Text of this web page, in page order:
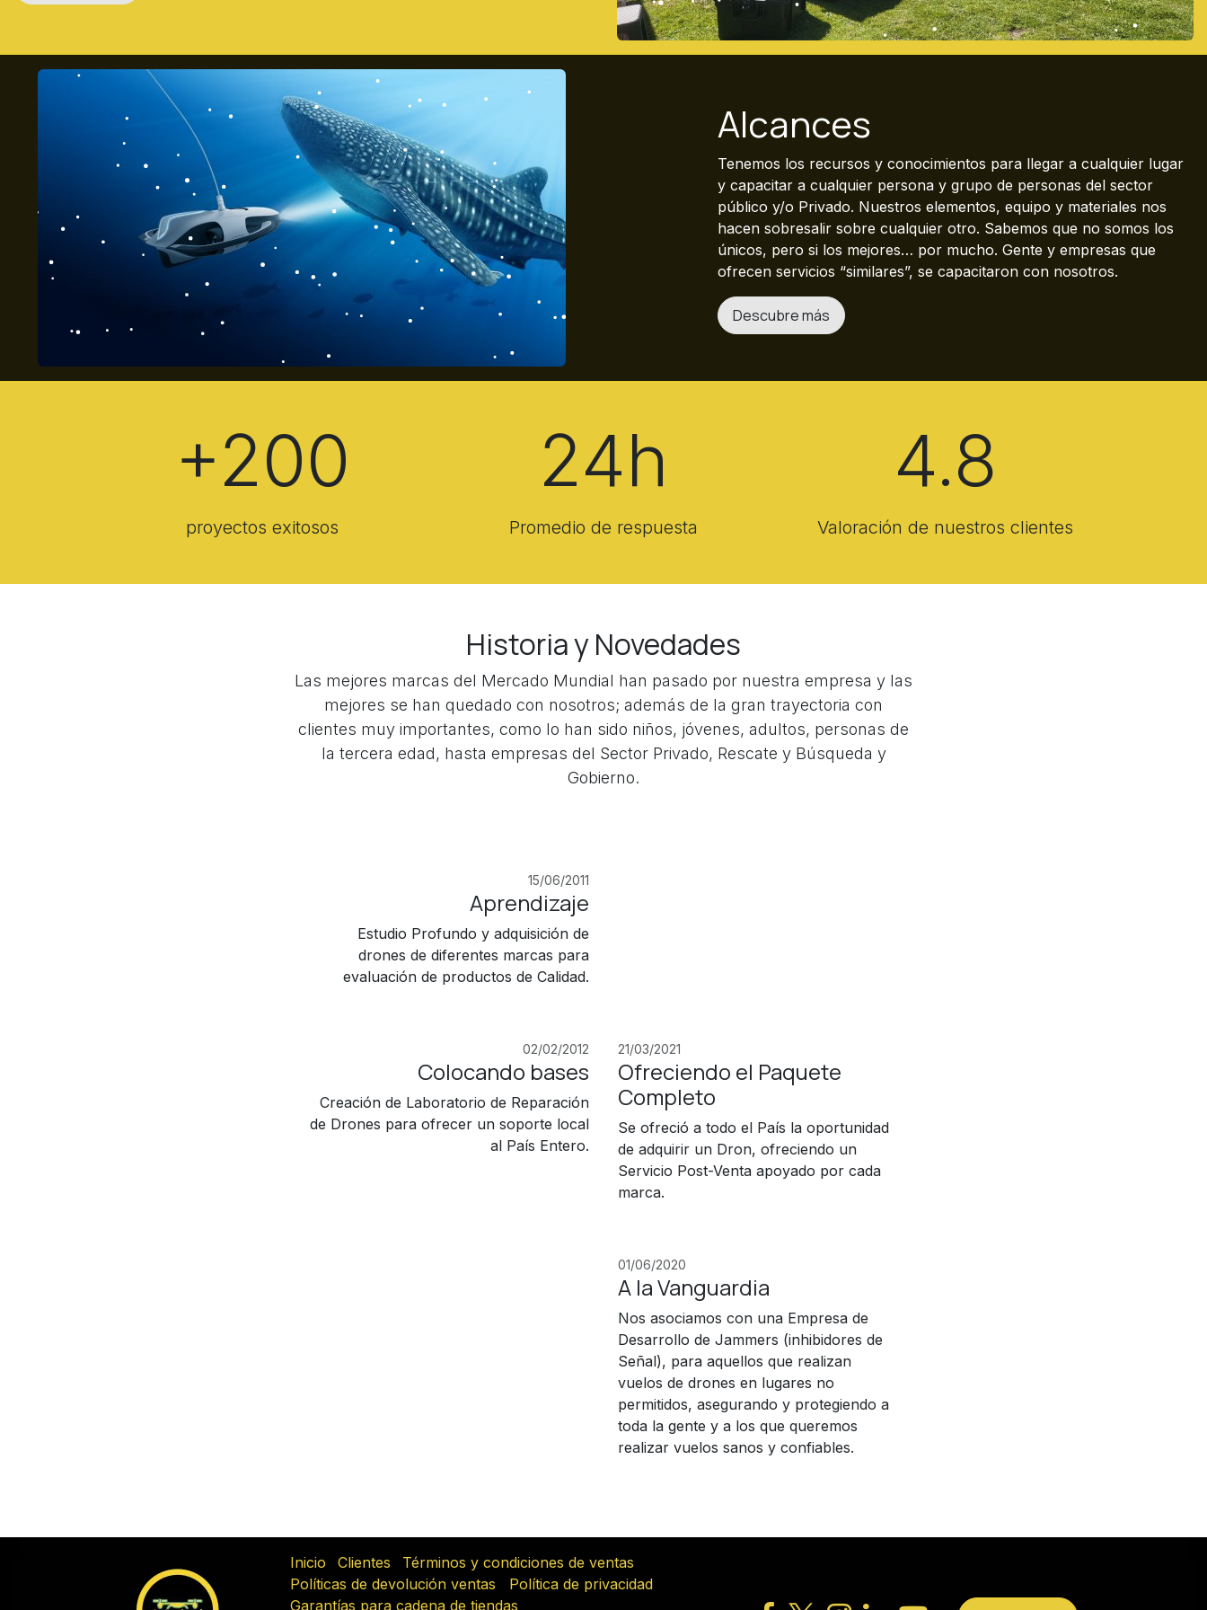
Alcances
Tenemos los recursos y conocimientos para llegar a cualquier lugar
y capacitar a cualquier persona y grupo de personas del sector
público y/o Privado. Nuestros elementos, equipo y materiales nos
hacen sobresalir sobre cualquier otro. Sabemos que no somos los
únicos, pero si los mejores… por mucho. Gente y empresas que
ofrecen servicios “similares”, se capacitaron con nosotros.
Descubre más
+200
proyectos exitosos
24h
Promedio de respuesta
4.8
Valoración de nuestros clientes
Historia y Novedades
Las mejores marcas del Mercado Mundial han pasado por nuestra empresa y las
mejores se han quedado con nosotros; además de la gran trayectoria con
clientes muy importantes, como lo han sido niños, jóvenes, adultos, personas de
la tercera edad, hasta empresas del Sector Privado, Rescate y Búsqueda y
Gobierno.
15/06/2011
Aprendizaje
Estudio Profundo y adquisición de
drones de diferentes marcas para
evaluación de productos de Calidad.
02/02/2012
Colocando bases
Creación de Laboratorio de Reparación
de Drones para ofrecer un soporte local
al País Entero.
21/03/2021
Ofreciendo el Paquete
Completo
Se ofreció a todo el País la oportunidad
de adquirir un Dron, ofreciendo un
Servicio Post-Venta apoyado por cada
marca.
01/06/2020
A la Vanguardia
Nos asociamos con una Empresa de
Desarrollo de Jammers (inhibidores de
Señal), para aquellos que realizan
vuelos de drones en lugares no
permitidos, asegurando y protegiendo a
toda la gente y a los que queremos
realizar vuelos sanos y confiables.
Inicio Clientes
Términos y condiciones de ventas
Políticas de devolución ventas
Política de privacidad
Garantías para cadena de tiendas